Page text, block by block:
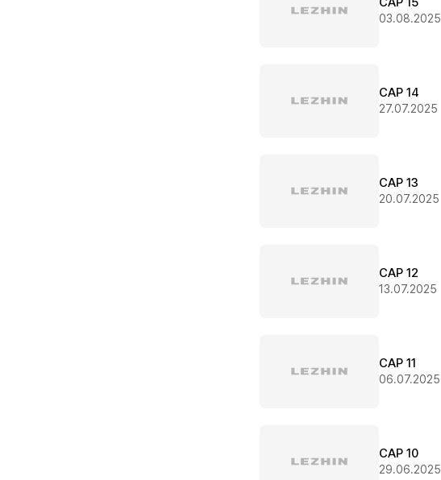
03.08.2025
CAP 14
27.07.2025
CAP 13
20.07.2025
CAP 12
13.07.2025
CAP 11
06.07.2025
CAP 10
29.06.2025